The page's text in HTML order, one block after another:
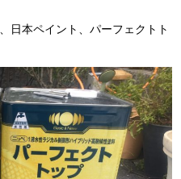
日本ペイント、パーフェクトト